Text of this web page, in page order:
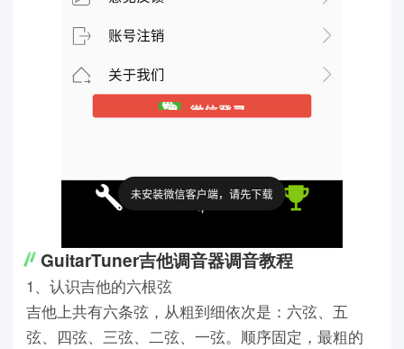
GuitarTuner吉他调音器调音教程
1、认识吉他的六根弦
吉他上共有六条弦，从粗到细依次是：六弦、五
弦、四弦、三弦、二弦、一弦。顺序固定，最粗的